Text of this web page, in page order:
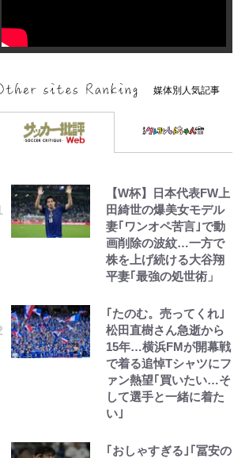
媒体別人気記事
【W杯】日本代表FW上
田綺世の爆美女モデル
妻｢ワンオペ苦言｣で動
画削除の波紋…一方で
株を上げ続ける大谷翔
平妻｢最強の処世術」
｢たのむ。売ってくれ｣
松田直樹さん急逝から
15年…横浜FMが開幕戦
で着る追悼Tシャツにフ
ァン熱望｢買いたい…そ
して選手と一緒に着た
い｣
｢おしゃすぎる｣｢冨安の